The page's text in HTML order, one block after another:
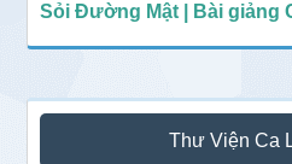
Sỏi Đường Mật | Bài giảng
Thư Viện Ca